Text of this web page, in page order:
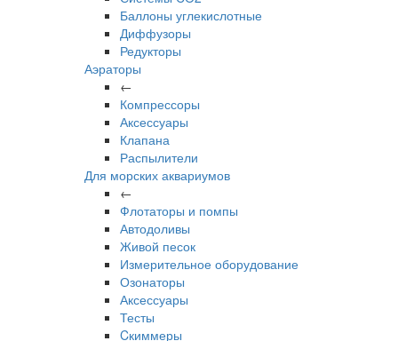
Баллоны углекислотные
Диффузоры
Редукторы
Аэраторы
←
Компрессоры
Аксессуары
Клапана
Распылители
Для морских аквариумов
←
Флотаторы и помпы
Автодоливы
Живой песок
Измерительное оборудование
Озонаторы
Аксессуары
Тесты
Cкиммеры